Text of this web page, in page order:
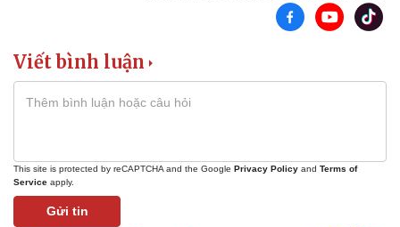
Viết bình luận
This site is protected by reCAPTCHA and the Google Privacy Policy and Terms of
Service apply.
Gửi tin